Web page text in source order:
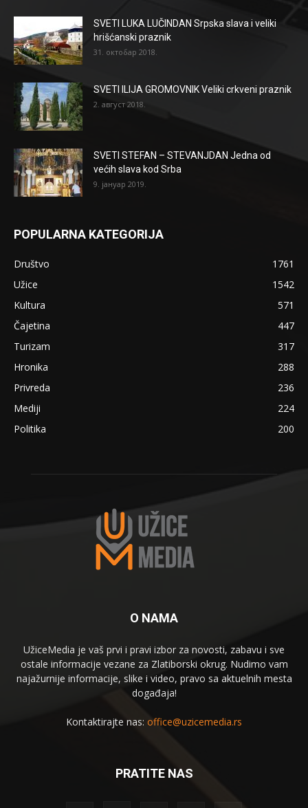
SVETI LUKA LUČINDAN Srpska slava i veliki
hrišćanski praznik
31. октобар 2018.
SVETI ILIJA GROMOVNIK Veliki crkveni praznik
2. август 2018.
SVETI STEFAN – STEVANJDAN Jedna od
većih slava kod Srba
9. јануар 2019.
POPULARNA KATEGORIJA
Društvo
1761
Užice
1542
Kultura
571
Čajetina
447
Turizam
317
Hronika
288
Privreda
236
Mediji
224
Politika
200
O NAMA
UžiceMedia je vaš prvi i pravi izbor za novosti, zabavu i sve
ostale informacije vezane za Zlatiborski okrug. Nudimo vam
najažurnije informacije, slike i video, pravo sa aktuelnih mesta
događaja!
Kontaktirajte nas: office@uzicemedia.rs
PRATITE NAS